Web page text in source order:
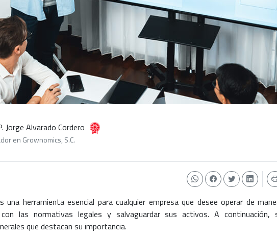
Jorge Alvarado Cordero
en Grownomics, S.C.
herramienta esencial para cualquier empresa que desee operar de
las normativas legales y salvaguardar sus activos. A continuación,
que destacan su importancia.